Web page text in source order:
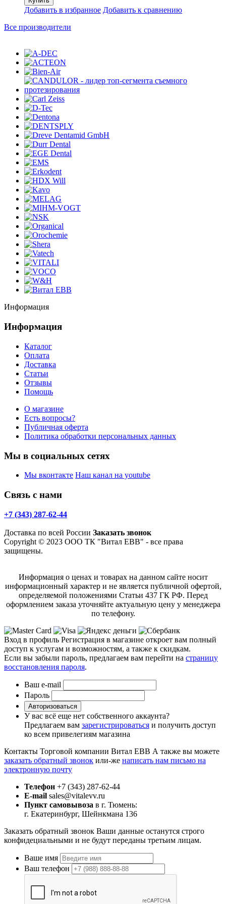
Добавить в избранное Добавить к сравнению
Все производители
Информация
Информация
Каталог
Оплата
Доставка
Статьи
Отзывы
Помощь
О магазине
Есть вопросы?
Публичная оферта
Политика обработки персональных данных
Мы в социальных сетях
Мы вконтакте Наш канал на youtube
Связь с нами
+7 (343) 287-62-44
Доставка по всей России Заказать звонок
Copyright © 2023 ООО ТК "Витал ЕВВ" - все права
защищены.
Информация о ценах и товарах на данном сайте носит
информационный характер и не является публичной офертой,
определяемой положениями Статьи 437 ГК РФ. Перед
оформлением заказа уточняйте актуальную цену у менеджера
по телефону.
Вход в профиль Регистрация в магазине откроет вам полный
доступ к услугам и возможностям, а также к скидкам.
Если вы забыли пароль, предлагаем вам перейти на страницу
восстановления пароля.
Ваш e-mail
Пароль
Авторизоваться
У вас всё еще нет собственного аккаунта?
Предлагаем вам зарегистрироваться и получить доступ
ко всем привелегиям магазина
Контакты Торговой компании Витал ЕВВ А также вы можете
заказать обратный звонок или-же написать нам письмо на
электронную почту
Телефон +7 (343) 287-62-44
E-mail sales@vitalevv.ru
Пункт самовывоза в г. Тюмень:
г. Екатеринбург, Шейнкмана 136
Заказать обратный звонок Ваши данные останутся строго
конфидециальными и не будут переданы третьим лицам.
Ваше имя
Ваш телефон